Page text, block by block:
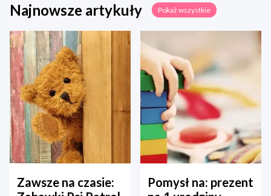
Najnowsze artykuły Pokaż wszystkie
Zawsze na czasie:
Pomysł na: prezent